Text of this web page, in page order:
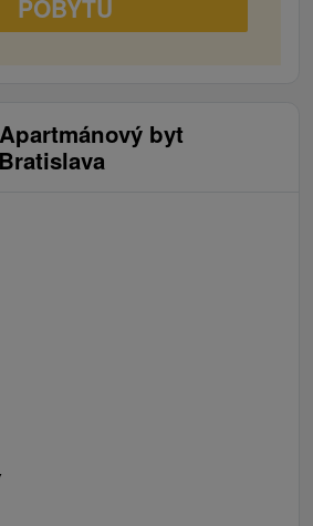
POBYTU
byt